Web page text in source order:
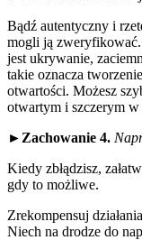
Bądź autentyczny i
mogli ją
jest ukrywanie,
takie oznacza
otwartości. Możesz
otwartym i szczerym
► Zachowanie 4.
Kiedy zbłądzisz,
gdy to możliwe.
Zrekompensuj
Niech na drodze do